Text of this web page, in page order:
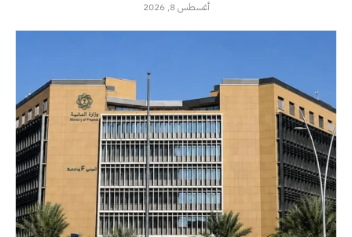
أغسطس 8, 2026